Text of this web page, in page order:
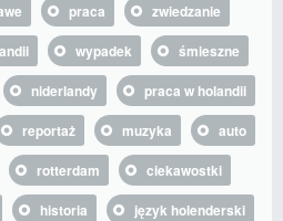
praca
zwiedzanie
wypadek
śmieszne
niderlandy
praca w holandii
reportaż muzyka
auto
rotterdam
ciekawostki
historia
język holenderski